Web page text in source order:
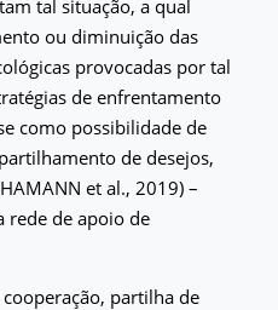
tal situação, a qual
ou diminuição das
provocadas por tal
de enfrentamento
como possibilidade de
de desejos,
et al., 2019) –
rede de apoio de
partilha de